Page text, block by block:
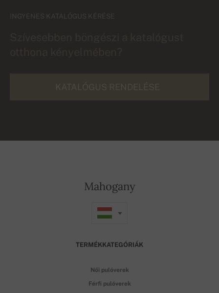
INGYENES KATALÓGUS KÉRÉSE
Mahogany
TERMÉKKATEGÓRIÁK
Női pulóverek
Férfi pulóverek